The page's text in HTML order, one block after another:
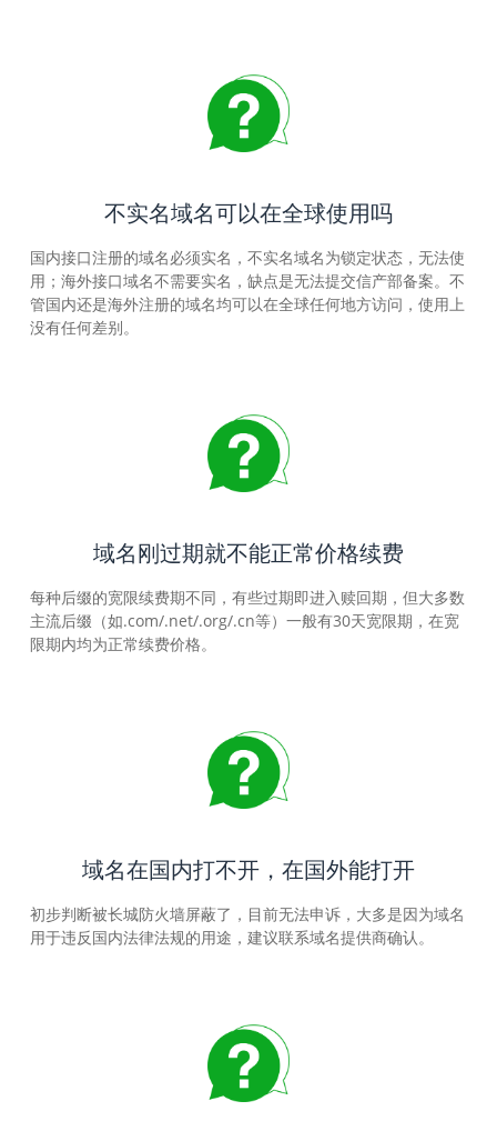
不实名域名可以在全球使用吗
国内接口注册的域名必须实名，不实名域名为锁定状态，无法使
用；海外接口域名不需要实名，缺点是无法提交信产部备案。不
管国内还是海外注册的域名均可以在全球任何地方访问，使用上
没有任何差别。
域名刚过期就不能正常价格续费
每种后缀的宽限续费期不同，有些过期即进入赎回期，但大多数
主流后缀（如.com/.net/.org/.cn等）一般有30天宽限期，在宽
限期内均为正常续费价格。
域名在国内打不开，在国外能打开
初步判断被长城防火墙屏蔽了，目前无法申诉，大多是因为域名
用于违反国内法律法规的用途，建议联系域名提供商确认。